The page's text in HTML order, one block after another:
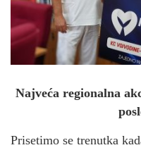
Najveća regionalna
Prisetimo se trenutka